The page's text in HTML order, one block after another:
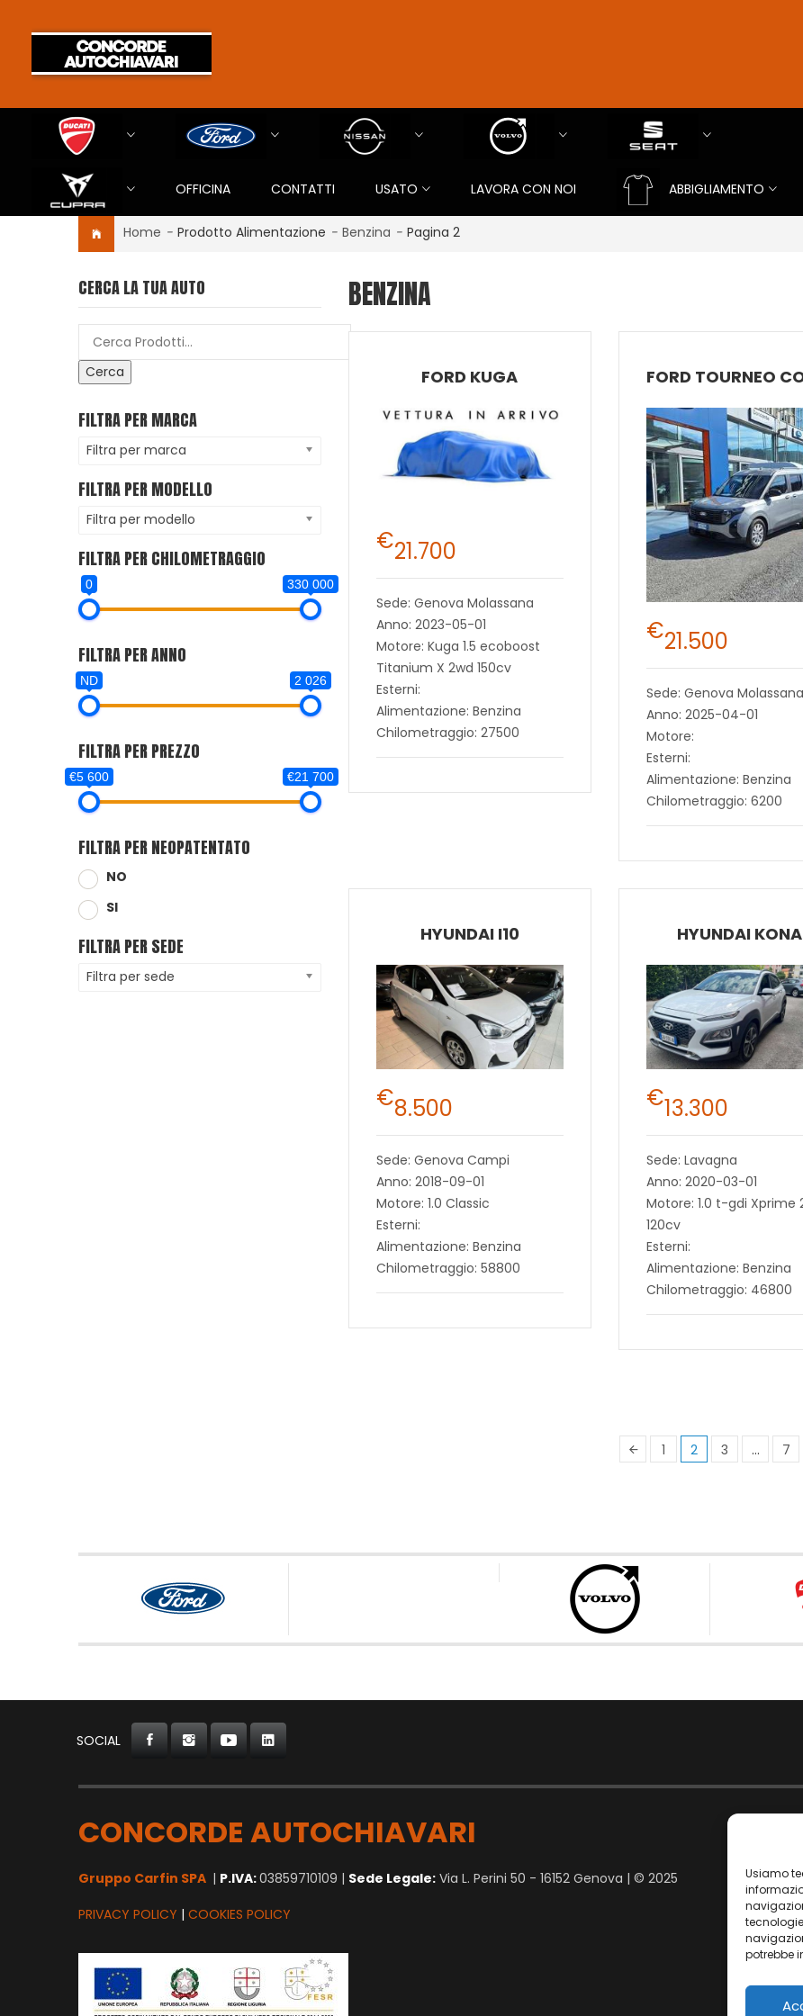
Usiamo
potrebbe
OFFICINA CONTATTI USATO LAVORA CON NOI ABBIGLIAMENTO
Home - Prodotto Alimentazione - Benzina - Pagina 2
CERCA LA TUA AUTO
Cerca
FILTRA PER MARCA
Filtra per marca
FILTRA PER MODELLO
Filtra per modello
FILTRA PER CHILOMETRAGGIO
0 330 000
FILTRA PER ANNO
ND 2 026
FILTRA PER PREZZO
€5 600 €21 700
FILTRA PER NEOPATENTATO
NO
SI
FILTRA PER SEDE
Filtra per sede
BENZINA
FORD KUGA
€21.700
Sede: Genova Molassana
Anno: 2023-05-01
Motore: Kuga 1.5 ecoboost
Titanium X 2wd 150cv
Esterni:
Alimentazione: Benzina
Chilometraggio: 27500
€21.500
Sede: Genova Molassana
Anno: 2025-04-01
Motore:
Esterni:
Alimentazione: Benzina
Chilometraggio: 6200
HYUNDAI I10
€8.500
Sede: Genova Campi
Anno: 2018-09-01
Motore: 1.0 Classic
Esterni:
Alimentazione: Benzina
Chilometraggio: 58800
HYUNDAI KONA
€13.300
Sede: Lavagna
Anno: 2020-03-01
Motore: 1.0 t-gdi Xprime
120cv
Esterni:
Alimentazione: Benzina
Chilometraggio: 46800
1 2 3 … 7
SOCIAL
CONCORDE AUTOCHIAVARI
Gruppo Carfin SPA | P.IVA:03859710109 | Sede Legale: Via L. Perini 50 - 16152 Genova | © 2025
PRIVACY POLICY | COOKIES POLICY